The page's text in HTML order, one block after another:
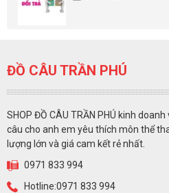
ĐỒ CÂU TRẦN PHÚ
SHOP ĐỒ CÂU TRẦN PHÚ kinh
câu cho anh em yêu thích môn thể
lượng lớn và giá cam kết rẻ nhất.
0971 833 994
Hotline:0971 833 994